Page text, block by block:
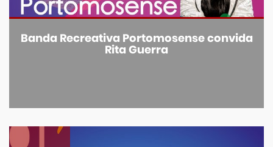
Banda Recreativa Portomosense convida
Rita Guerra